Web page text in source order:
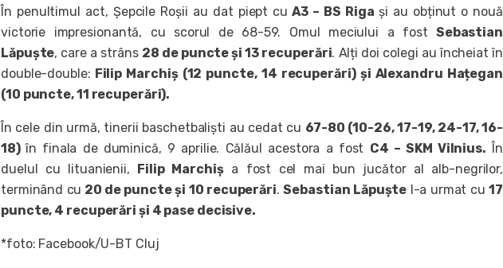
În penultimul act, Șepcile Roșii au dat piept cu A3 – BS Rigași au obținut o nouă
victorie impresionantă, cu scorul de 68-59. Omul meciului a fost Sebastian
Lăpuște, care a strâns 28 de puncte și 13 recuperări. Alți doi colegi au încheiat în
double-double: Filip Marchiș (12 puncte, 14 recuperări) și Alexandru Hațegan
(10 puncte, 11 recuperări).
În cele din urmă, tinerii baschetbaliști au cedat cu 67-80 (10-26, 17-19, 24-17, 16-
18)în finala de duminică, 9 aprilie. Călăul acestora a fost C4 – SKM Vilnius. În
duelul cu lituanienii, Filip Marchișa fost cel mai bun jucător al alb-negrilor,
terminând cu 20 de puncte și 10 recuperări.Sebastian Lăpuște l-a urmat cu17
puncte, 4 recuperări și 4 pase decisive.
*foto: Facebook/U-BT Cluj